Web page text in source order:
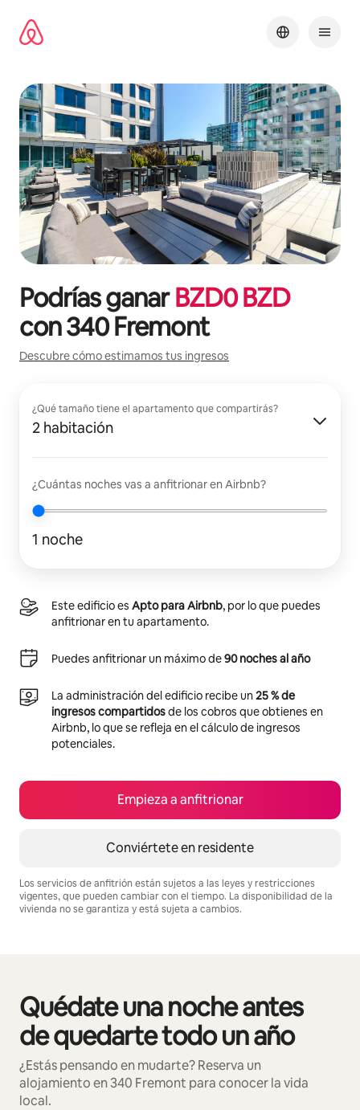
contenido
Podrías ganarBZD0BZD
con340 Fremont
Descubre cómo estimamos tus ingresos
¿Qué tamaño tiene el apartamento que compartirás?
2 habitación
¿Cuántas noches vas a anfitrionar en Airbnb?
1 noche
Este edificio es Apto para Airbnb, por lo que puedes
anfitrionar en tu apartamento.
Puedes anfitrionar un máximo de90 noches al año
La administración del edificio recibe un25 % de
ingresos compartidosde los cobros que obtienes en
Airbnb, lo que se refleja en el cálculo de ingresos
potenciales.
Empieza a anfitrionar
Conviértete en residente
Los servicios de anfitrión están sujetos a las leyes y restricciones
vigentes, que pueden cambiar con el tiempo. La disponibilidad de la
vivienda no se garantiza y está sujeta a cambios.
Quédate una noche antes
de quedarte todo un año
¿Estás pensando en mudarte? Reserva un
alojamiento en 340 Fremont para conocer la vida
local.
Se muestran0 de 0 elementos